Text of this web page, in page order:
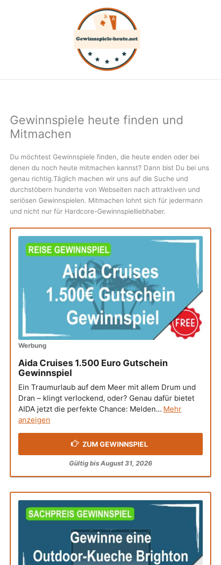
Gewinnspiele heute finden und
Mitmachen
Du möchtest Gewinnspiele finden, die heute enden oder bei
denen du noch heute mitmachen kannst? Dann bist Du bei uns
genau richtig.Täglich machen wir uns auf die Suche und
durchstöbern hunderte von Webseiten nach attraktiven und
seriösen Gewinnspielen. Mitmachen lohnt sich für jedermann
und nicht nur für Hardcore-Gewinnspielliebhaber.
Werbung
Aida Cruises 1.500 Euro Gutschein
Gewinnspiel
Ein Traumurlaub auf dem Meer mit allem Drum und
Dran – klingt verlockend, oder? Genau dafür bietet
AIDA jetzt die perfekte Chance: Melden... Mehr
anzeigen
ZUM GEWINNSPIEL
Gültig bis August 31, 2026